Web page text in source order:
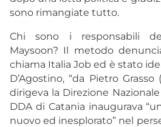
sono rimangiate tutto.
Chi sono i responsabili
Maysoon? Il metodo
chiama Italia Job ed è stato
D’Agostino, “da Pietro
dirigeva la Direzione
DDA di Catania inaugurava
nuovo ed inesplorato” nel